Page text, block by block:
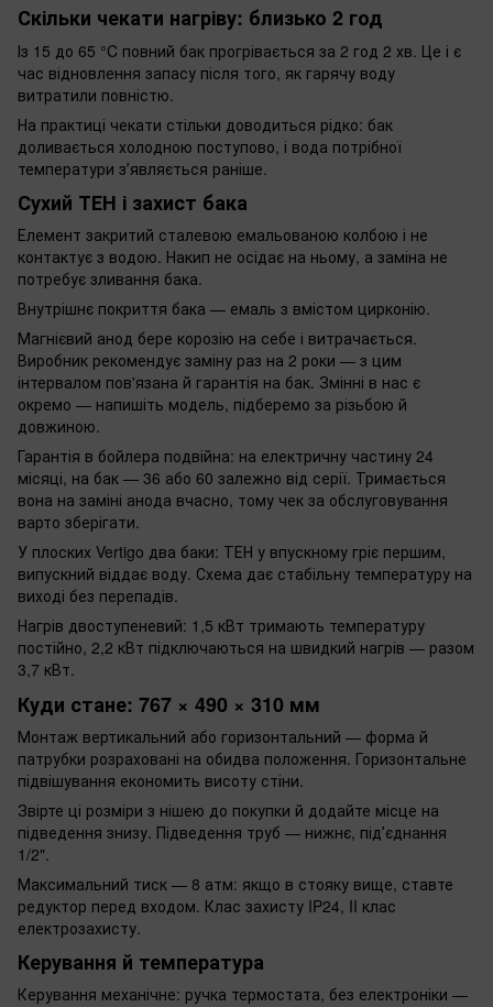
Скільки чекати нагріву: близько 2 год
Із 15 до 65 °C повний бак прогрівається за 2 год 2 хв. Це і є
час відновлення запасу після того, як гарячу воду
витратили повністю.
На практиці чекати стільки доводиться рідко: бак
доливається холодною поступово, і вода потрібної
температури зʼявляється раніше.
Сухий ТЕН і захист бака
Елемент закритий сталевою емальованою колбою і не
контактує з водою. Накип не осідає на ньому, а заміна не
потребує зливання бака.
Внутрішнє покриття бака — емаль з вмістом цирконію.
Магнієвий анод бере корозію на себе і витрачається.
Виробник рекомендує заміну раз на 2 роки — з цим
інтервалом пов'язана й гарантія на бак. Змінні в нас є
окремо — напишіть модель, підберемо за різьбою й
довжиною.
Гарантія в бойлера подвійна: на електричну частину 24
місяці, на бак — 36 або 60 залежно від серії. Тримається
вона на заміні анода вчасно, тому чек за обслуговування
варто зберігати.
У плоских Vertigo два баки: ТЕН у впускному гріє першим,
випускний віддає воду. Схема дає стабільну температуру на
виході без перепадів.
Нагрів двоступеневий: 1,5 кВт тримають температуру
постійно, 2,2 кВт підключаються на швидкий нагрів — разом
3,7 кВт.
Куди стане: 767 × 490 × 310 мм
Монтаж вертикальний або горизонтальний — форма й
патрубки розраховані на обидва положення. Горизонтальне
підвішування економить висоту стіни.
Звірте ці розміри з нішею до покупки й додайте місце на
підведення знизу. Підведення труб — нижнє, підʼєднання
1/2".
Максимальний тиск — 8 атм: якщо в стояку вище, ставте
редуктор перед входом. Клас захисту IP24, II клас
електрозахисту.
Керування й температура
Керування механічне: ручка термостата, без електроніки —